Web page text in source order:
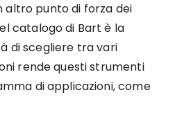
altro punto di forza dei
catalogo di Bart è la
di scegliere tra vari
rende questi strumenti
di applicazioni, come